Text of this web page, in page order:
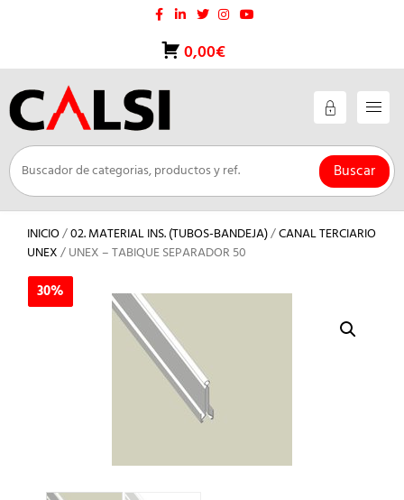
0,00€
Buscar
INICIO/02. MATERIAL INS. (TUBOS-BANDEJA)/CANAL TERCIARIO
UNEX/ UNEX – TABIQUE SEPARADOR 50
30%
30%